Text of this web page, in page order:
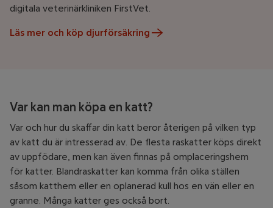
digitala veterinärkliniken FirstVet.
Läs mer och köp djurförsäkring
Var kan man köpa en katt?
Var och hur du skaffar din katt beror återigen på vilken typ
av katt du är intresserad av. De flesta raskatter köps direkt
av uppfödare, men kan även finnas på omplaceringshem
för katter. Blandraskatter kan komma från olika ställen
såsom katthem eller en oplanerad kull hos en vän eller en
granne. Många katter ges också bort.